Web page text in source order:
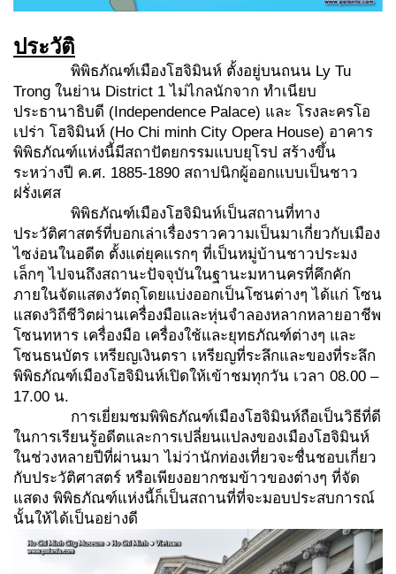
ประวัติ
พิพิธภัณฑ์เมืองโฮจิมินห์ ตั้งอยู่บนถนน Ly Tu
Trong ในย่าน District 1 ไม่ไกลนักจาก ทำเนียบ
ประธานาธิบดี (Independence Palace) และ โรงละครโอ
เปร่า โฮจิมินห์ (Ho Chi minh City Opera House) อาคาร
พิพิธภัณฑ์แห่งนี้มีสถาปัตยกรรมแบบยุโรป สร้างขึ้น
ระหว่างปี ค.ศ. 1885-1890 สถาปนิกผู้ออกแบบเป็นชาว
ฝรั่งเศส
พิพิธภัณฑ์เมืองโฮจิมินห์เป็นสถานที่ทาง
ประวัติศาสตร์ที่บอกเล่าเรื่องราวความเป็นมาเกี่ยวกับเมือง
ไซง่อนในอดีต ตั้งแต่ยุคแรกๆ ที่เป็นหมู่บ้านชาวประมง
เล็กๆ ไปจนถึงสถานะปัจจุบันในฐานะมหานครที่คึกคัก
ภายในจัดแสดงวัตถุโดยแบ่งออกเป็นโซนต่างๆ ได้แก่ โซน
แสดงวิถีชีวิตผ่านเครื่องมือและหุ่นจำลองหลากหลายอาชีพ
โซนทหาร เครื่องมือ เครื่องใช้และยุทธภัณฑ์ต่างๆ และ
โซนธนบัตร เหรียญเงินตรา เหรียญที่ระลึกและของที่ระลึก
พิพิธภัณฑ์เมืองโฮจิมินห์เปิดให้เข้าชมทุกวัน เวลา 08.00 –
17.00 น.
การเยี่ยมชมพิพิธภัณฑ์เมืองโฮจิมินห์ถือเป็นวิธีที่ดี
ในการเรียนรู้อดีตและการเปลี่ยนแปลงของเมืองโฮจิมินห์
ในช่วงหลายปีที่ผ่านมา ไม่ว่านักท่องเที่ยวจะชื่นชอบเกี่ยว
กับประวัติศาสตร์ หรือเพียงอยากชมข้าวของต่างๆ ที่จัด
แสดง พิพิธภัณฑ์แห่งนี้ก็เป็นสถานที่ที่จะมอบประสบการณ์
นั้นให้ได้เป็นอย่างดี